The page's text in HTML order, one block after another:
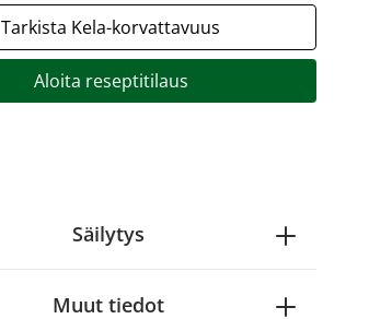
Tarkista Kela-korvattavuus
Aloita reseptitilaus
Säilytys
Muut tiedot